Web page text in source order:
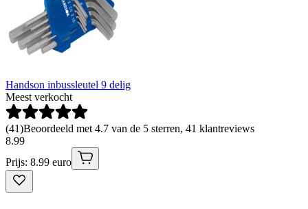
Handson inbussleutel 9 delig
Meest verkocht
(41)Beoordeeld met 4.7 van de 5 sterren, 41 klantreviews
8.99
Prijs: 8.99 euro